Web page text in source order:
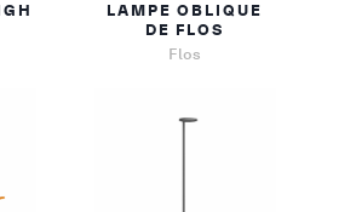
LAMPE OBLIQUE
DE FLOS
Flos